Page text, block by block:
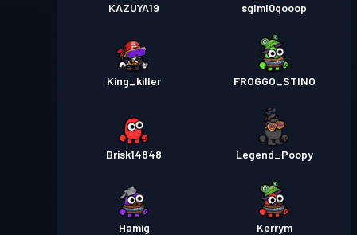
KAZUYA19 sglml0qooop
King_killer FROGGO_STINO
Brisk14848 Legend_Poopy
Hamig Kerrym